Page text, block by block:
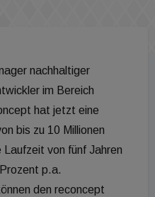
nachhaltiger
im Bereich
hat jetzt eine
bis zu 10 Millionen
Laufzeit von fünf Jahren
p.a.
den reconcept